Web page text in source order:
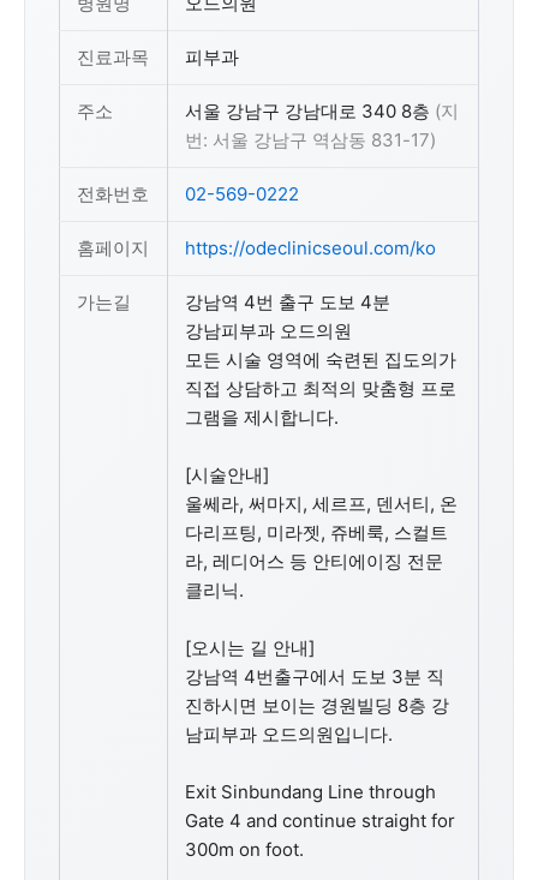
진료과목 피부과
주소 서울 강남구 강남대로 340 8층 (지
번: 서울 강남구 역삼동 831-17)
전화번호 02-569-0222
홈페이지 https://odeclinicseoul.com/ko
가는길
강남역 4번 출구 도보 4분
강남피부과 오드의원
모든 시술 영역에 숙련된 집도의가
직접 상담하고 최적의 맞춤형 프로
그램을 제시합니다.
[시술안내]
울쎄라, 써마지, 세르프, 덴서티, 온
다리프팅, 미라젯, 쥬베룩, 스컬트
라, 레디어스 등 안티에이징 전문
클리닉.
[오시는 길 안내]
강남역 4번출구에서 도보 3분 직
진하시면 보이는 경원빌딩 8층 강
남피부과 오드의원입니다.
Exit Sinbundang Line through
Gate 4 and continue straight for
300m on foot.